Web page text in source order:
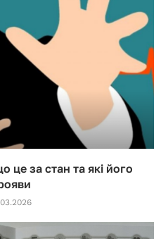
це за стан та які його